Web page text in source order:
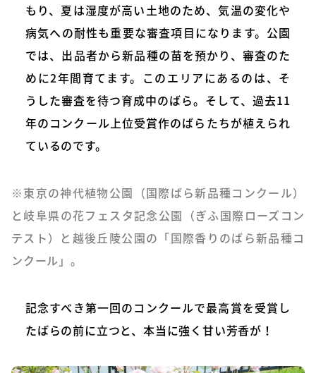
もり、夏は湿度が高い土地のため、気温の変化や
病気への耐性も重要な審査項目になります。公園
では、出品者から新品種の苗を預かり、審査のた
めに2年間育てます。このエリアにあるのは、そ
うした審査を待つ育成中のばら。そして、過去11
年のコンクール上位受賞作のばらたちが植えられ
ているのです。
※東京の神代植物公園（国際ばら新品種コンクール）
と岐阜県の花フェスタ記念公園（ぎふ国際ローズコン
テスト）と越後丘陵公園の「国際香りのばら新品種コ
ンクール」。
記念すべき第一回のコンクールで最高賞を受賞し
たばらの前に立つと、本当に強く甘い芳香が！